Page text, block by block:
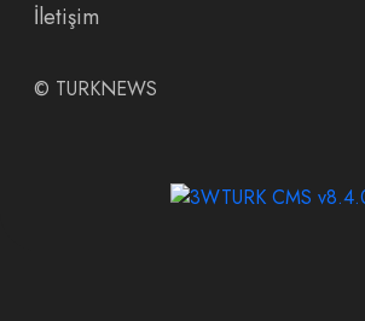
İletişim
© TURKNEWS